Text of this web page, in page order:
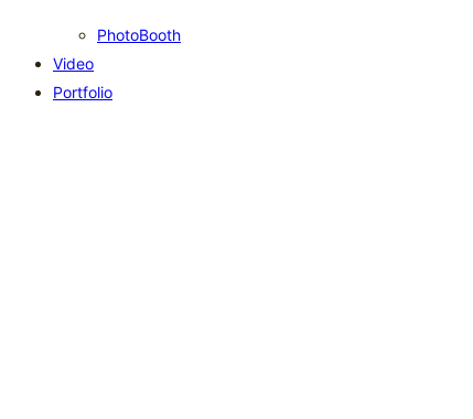
PhotoBooth
Video
Portfolio